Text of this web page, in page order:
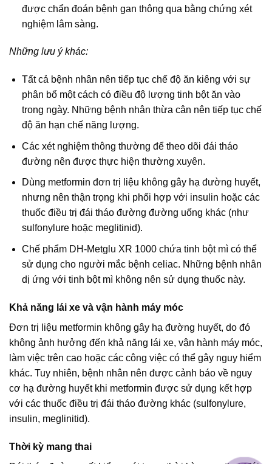
được chẩn đoán bệnh gan thông qua bằng chứng xét
nghiệm lâm sàng.
Những lưu ý khác:
Tất cả bệnh nhân nên tiếp tục chế độ ăn kiêng với sự
phân bổ một cách có điều độ lượng tinh bột ăn vào
trong ngày. Những bệnh nhân thừa cân nên tiếp tục chế
độ ăn hạn chế năng lượng.
Các xét nghiệm thông thường để theo dõi đái tháo
đường nên được thực hiện thường xuyên.
Dùng metformin đơn trị liệu không gây hạ đường huyết,
nhưng nên thận trọng khi phối hợp với insulin hoặc các
thuốc điều trị đái tháo đường đường uống khác (như
sulfonylure hoặc meglitinid).
Chế phẩm DH-Metglu XR 1000 chứa tinh bột mì có thể
sử dụng cho người mắc bệnh celiac. Những bệnh nhân
dị ứng với tinh bột mì không nên sử dụng thuốc này.
Khả năng lái xe và vận hành máy móc
Đơn trị liệu metformin không gây hạ đường huyết, do đó
không ảnh hưởng đến khả năng lái xe, vận hành máy móc,
làm việc trên cao hoặc các công việc có thể gây nguy hiểm
khác. Tuy nhiên, bệnh nhân nên được cảnh báo về nguy
cơ hạ đường huyết khi metformin được sử dụng kết hợp
với các thuốc điều trị đái tháo đường khác (sulfonylure,
insulin, meglinitid).
Thời kỳ mang thai